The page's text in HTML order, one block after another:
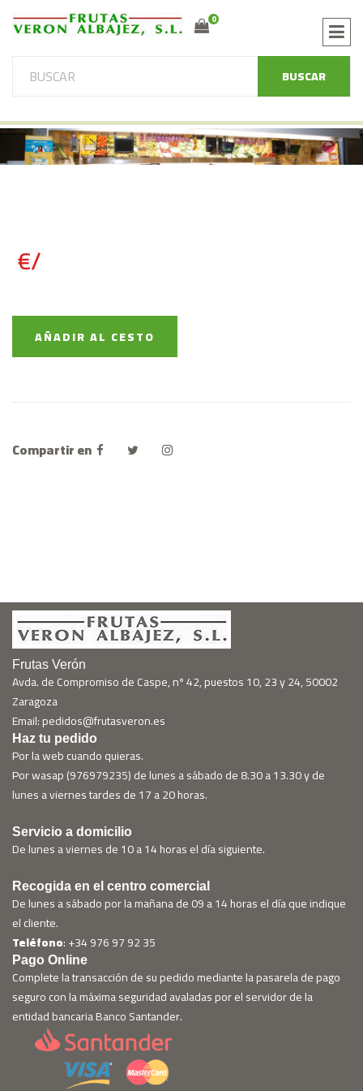
0
BUSCAR
€/
AÑADIR AL CESTO
Compartir en
Frutas Verón
Avda. de Compromiso de Caspe, nº 42, puestos 10, 23 y 24, 50002
Zaragoza
Email: pedidos@frutasveron.es
Haz tu pedido
Por la web cuando quieras.
Por wasap (976979235) de lunes a sábado de 8.30 a 13.30 y de
lunes a viernes tardes de 17 a 20 horas.
Servicio a domicilio
De lunes a viernes de 10 a 14 horas el día siguiente.
Recogida en el centro comercial
De lunes a sábado por la mañana de 09 a 14 horas el día que indique
el cliente.
Teléfono: +34 976 97 92 35
Pago Online
Complete la transacción de su pedido mediante la pasarela de pago
seguro con la máxima seguridad avaladas por el servidor de la
entidad bancaria Banco Santander.